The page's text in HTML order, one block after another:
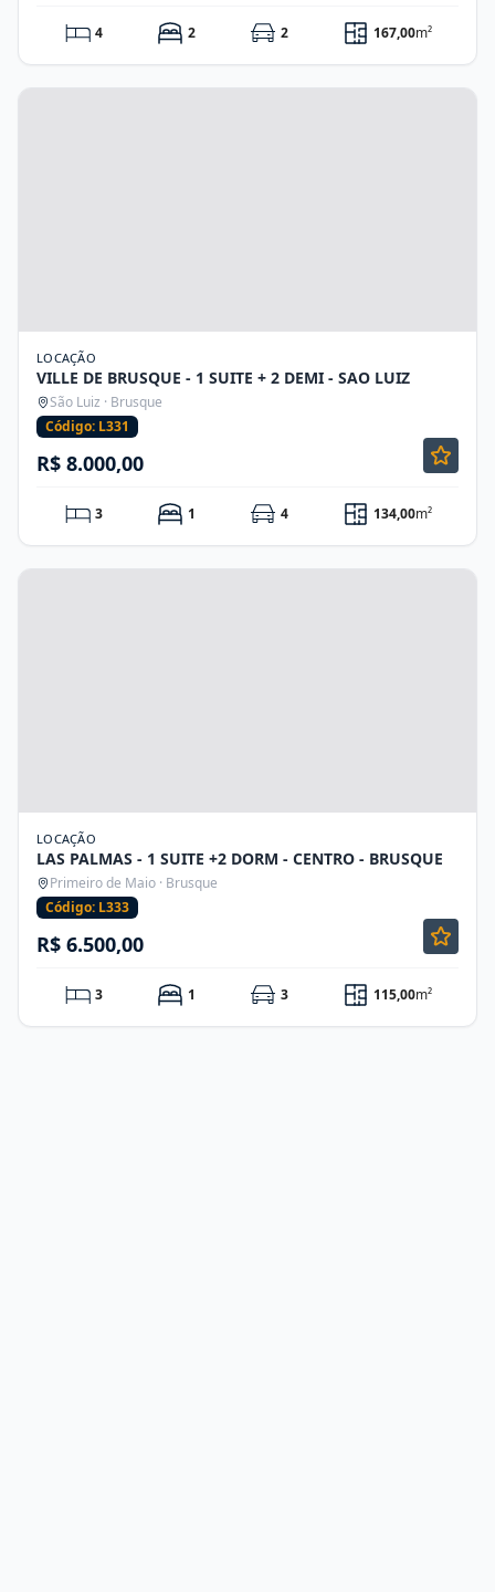
4 2 2 167,00m²
LOCAÇÃO
VILLE DE BRUSQUE - 1 SUITE + 2 DEMI - SAO LUIZ
São Luiz · Brusque
Código: L331
R$ 8.000,00
3 1 4 134,00m²
LOCAÇÃO
LAS PALMAS - 1 SUITE +2 DORM - CENTRO - BRUSQUE
Primeiro de Maio · Brusque
Código: L333
R$ 6.500,00
3 1 3 115,00m²